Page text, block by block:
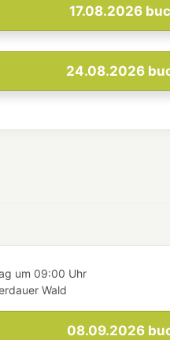
17.08.2026
24.08.2026
um 09:00 Uhr
Wald
08.09.2026